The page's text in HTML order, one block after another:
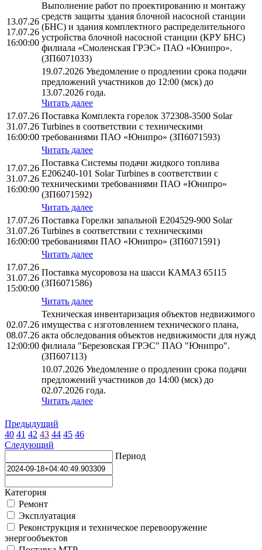
13.07.26
17.07.26
16:00:00
Выполнение работ по проектированию и монтажу
средств защиты здания блочной насосной станции
(БНС) и здания комплектного распределительного
устройства блочной насосной станции (КРУ БНС)
филиала «Смоленская ГРЭС» ПАО «Юнипро».
(ЗП6071033)
19.07.2026 Уведомление о продлении срока подачи
предложений участников до 12:00 (мск) до
13.07.2026 года.
Читать далее
17.07.26
31.07.26
16:00:00
Поставка Комплекта горелок 372308-3500 Solar
Turbines в соответствии с техническими
требованиями ПАО «Юнипро» (ЗП6071593)
Читать далее
17.07.26
31.07.26
16:00:00
Поставка Системы подачи жидкого топлива
E206240-101 Solar Turbines в соответствии с
техническими требованиями ПАО «Юнипро»
(ЗП6071592)
Читать далее
17.07.26
31.07.26
16:00:00
Поставка Горелки запальной E204529-900 Solar
Turbines в соответствии с техническими
требованиями ПАО «Юнипро» (ЗП6071591)
Читать далее
17.07.26
31.07.26
15:00:00
Поставка мусоровоза на шасси КАМАЗ 65115
(ЗП6071586)
Читать далее
02.07.26
08.07.26
12:00:00
Техническая инвентаризация объектов недвижимого
имущества с изготовлением технического плана,
акта обследования объектов недвижимости для нужд
филиала "Березовская ГРЭС" ПАО "Юнипро".
(ЗП607113)
10.07.2026 Уведомление о продлении срока подачи
предложений участников до 14:00 (мск) до
02.07.2026 года.
Читать далее
Предыдущий
40 41 42 43 44 45 46
Следующий
Период
Категория
Ремонт
Эксплуатация
Реконструкция и техническое перевооружение
энергообъектов